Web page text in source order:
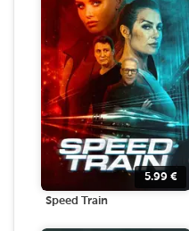
5.99 €
Speed Train